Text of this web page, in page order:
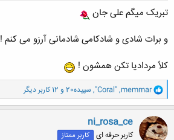
تبریک میگم علی جان
و برات شادی و شادکامی شادمانی آرزو می کنم !
کلاً مردادیا تکن همشون !
و
ا
ک
ن
ش
ه
memmar
,
"Coral"
, سپیده20 و 12 کاربر دیگر
ni_rosa_ce
کاربر حرفه ای کاربر ممتاز